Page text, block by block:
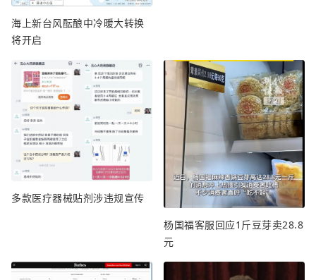
海上新台风酝酿中冷暖大转换
将开启
多款医疗器械贴剂涉违规宣传
杨国福客服回应1斤豆芽卖28.8
元